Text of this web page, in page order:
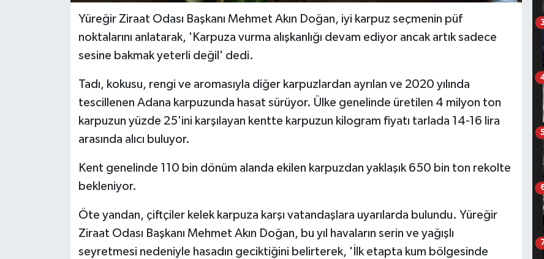
Yüreğir Ziraat Odası Başkanı Mehmet Akın Doğan, iyi karpuz seçmenin püf
noktalarını anlatarak, 'Karpuza vurma alışkanlığı devam ediyor ancak artık sadece
sesine bakmak yeterli değil' dedi.
Tadı, kokusu, rengi ve aromasıyla diğer karpuzlardan ayrılan ve 2020 yılında
tescillenen Adana karpuzunda hasat sürüyor. Ülke genelinde üretilen 4 milyon ton
karpuzun yüzde 25'ini karşılayan kentte karpuzun kilogram fiyatı tarlada 14-16 lira
arasında alıcı buluyor.
Kent genelinde 110 bin dönüm alanda ekilen karpuzdan yaklaşık 650 bin ton rekolte
bekleniyor.
Öte yandan, çiftçiler kelek karpuza karşı vatandaşlara uyarılarda bulundu. Yüreğir
Ziraat Odası Başkanı Mehmet Akın Doğan, bu yıl havaların serin ve yağışlı
seyretmesi nedeniyle hasadın geciktiğini belirterek, 'İlk etapta kum bölgesinde
3
5